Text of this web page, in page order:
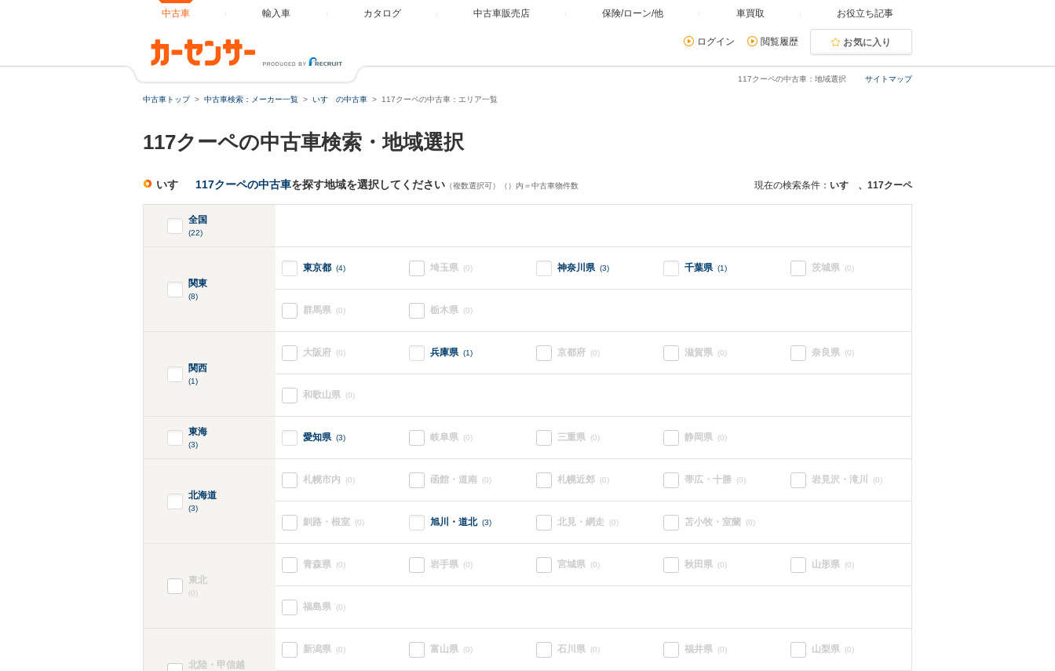
中古車 輸入車 カタログ 中古車販売店 保険/ローン/他 車買取 お役立ち記事
ログイン 閲覧履歴 お気に入り
サイトマップ
117クーペの中古車：地域選択
中古車トップ 中古車検索：メーカー一覧 いすゞの中古車 117クーペの中古車：エリア一覧
117クーペの中古車検索・地域選択
いすゞ 117クーペの中古車を探す地域を選択してください （複数選択可）（）内＝中古車物件数 現在の検索条件： いすゞ、117クーペ
全国
(22)
関東
(8)
東京都 (4) 埼玉県 (0) 神奈川県 (3) 千葉県 (1) 茨城県 (0)
群馬県 (0) 栃木県 (0)
関西
(1)
大阪府 (0) 兵庫県 (1) 京都府 (0) 滋賀県 (0) 奈良県 (0)
和歌山県 (0)
東海
(3)
愛知県 (3) 岐阜県 (0) 三重県 (0) 静岡県 (0)
北海道
(3)
札幌市内 (0) 函館・道南 (0) 札幌近郊 (0) 帯広・十勝 (0) 岩見沢・滝川 (0)
釧路・根室 (0) 旭川・道北 (3) 北見・網走 (0) 苫小牧・室蘭 (0)
東北
(0)
青森県 (0) 岩手県 (0) 宮城県 (0) 秋田県 (0) 山形県 (0)
福島県 (0)
北陸・甲信越
新潟県 (0) 富山県 (0) 石川県 (0) 福井県 (0) 山梨県 (0)